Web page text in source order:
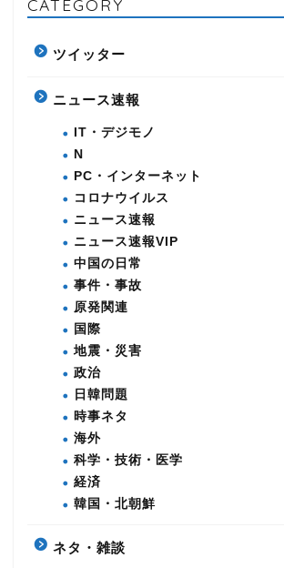
CATEGORY
ツイッター
ニュース速報
IT・デジモノ
N
PC・インターネット
コロナウイルス
ニュース速報
ニュース速報VIP
中国の日常
事件・事故
原発関連
国際
地震・災害
政治
日韓問題
時事ネタ
海外
科学・技術・医学
経済
韓国・北朝鮮
ネタ・雑談